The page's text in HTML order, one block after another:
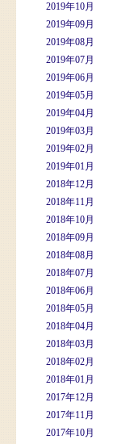
2019年10月
2019年09月
2019年08月
2019年07月
2019年06月
2019年05月
2019年04月
2019年03月
2019年02月
2019年01月
2018年12月
2018年11月
2018年10月
2018年09月
2018年08月
2018年07月
2018年06月
2018年05月
2018年04月
2018年03月
2018年02月
2018年01月
2017年12月
2017年11月
2017年10月